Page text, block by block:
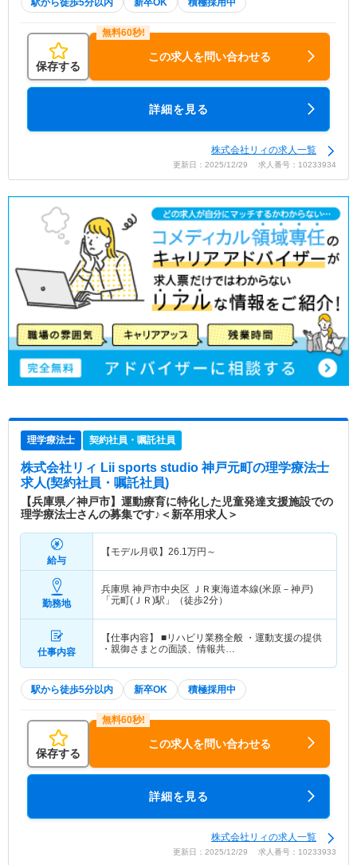
駅から徒歩5分以内 新卒OK 積極採用中
保存する
この求人を問い合わせる
詳細を見る
株式会社リィの求人一覧
更新日：2025/12/29 求人番号：10233934
理学療法士 契約社員・嘱託社員
株式会社リィ Lii sports studio 神戸元町の理学療法士
求人(契約社員・嘱託社員)
【兵庫県／神戸市】運動療育に特化した児童発達支援施設での
理学療法士さんの募集です♪＜新卒用求人＞
給与
【モデル月収】 26.1万円～
勤務地
兵庫県 神戸市中央区 ＪＲ東海道本線(米原－神戸)
「元町(ＪＲ)駅」（徒歩2分）
仕事内容
【仕事内容】 ■リハビリ業務全般 ・運動支援の提供
・親御さまとの面談、情報共…
駅から徒歩5分以内 新卒OK 積極採用中
保存する
この求人を問い合わせる
詳細を見る
株式会社リィの求人一覧
更新日：2025/12/29 求人番号：10233933